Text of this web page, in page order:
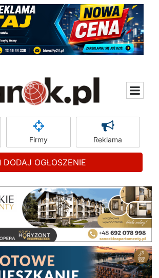
Firmy Reklama
DODAJ OGŁOSZENIE